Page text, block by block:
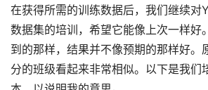
在获得所需的训练数据后，我们继续对
数据集的培训，希望它能像上次一样好
到的那样，结果并不像预期的那样好。
分的班级看起来非常相似。以下是我们